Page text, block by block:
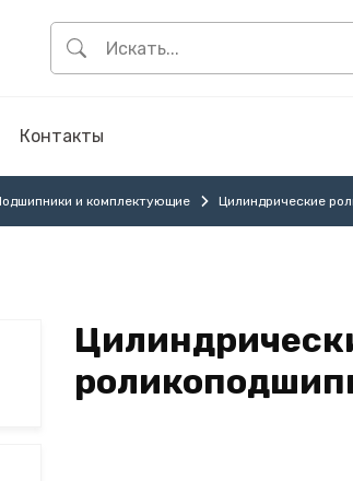
Контакты
и комплектующие Цилиндрические